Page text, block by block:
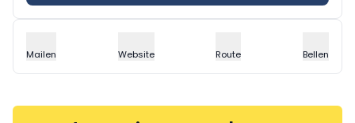
Mailen Website Route Bellen